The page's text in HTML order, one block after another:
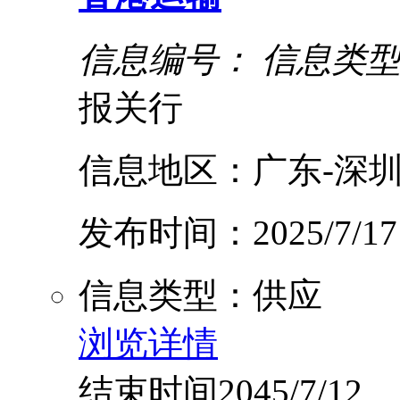
信息编号： 信息类
报关行
信息地区：广东-深
发布时间：2025/7/17
信息类型：供应
浏览详情
结束时间2045/7/12